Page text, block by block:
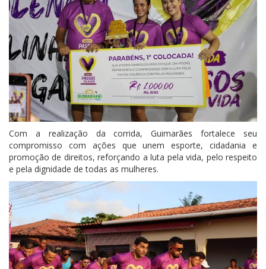
Com a realização da corrida, Guimarães fortalece seu
compromisso com ações que unem esporte, cidadania e
promoção de direitos, reforçando a luta pela vida, pelo respeito
e pela dignidade de todas as mulheres.